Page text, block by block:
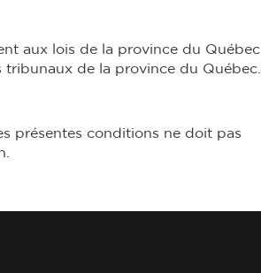
aux lois de la province du Québec
tribunaux de la province du Québec.
présentes conditions ne doit pas